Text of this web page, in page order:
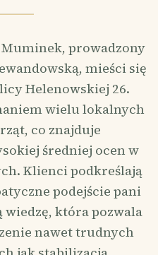
prowadzony
mieści się
Helenowskiej 26.
wielu lokalnych
co znajduje
średniej ocen w
Klienci podkreślają
podejście pani
która pozwala
nawet trudnych